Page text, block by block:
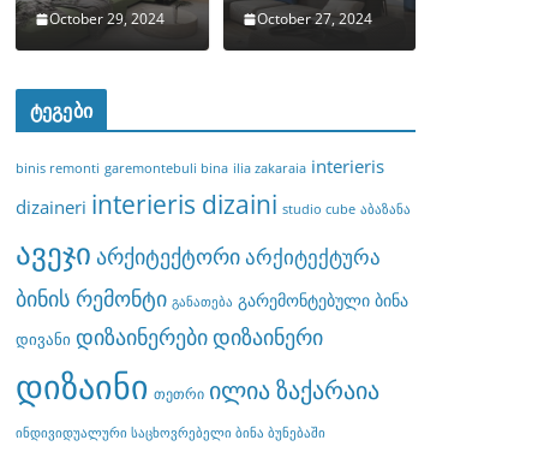
October 29, 2024 October 27, 2024
ტეგები
binis remonti garemontebuli bina ilia zakaraia interieris
dizaineri interieris dizaini studio cube აბაზანა
ავეჯი არქიტექტორიარქიტექტურა
ბინის რემონტი განათება გარემონტებული ბინა
დივანი დიზაინერებიდიზაინერი
დიზაინი თეთრი ილია ზაქარაია
ინდივიდუალური საცხოვრებელი ბინა ბუნებაში